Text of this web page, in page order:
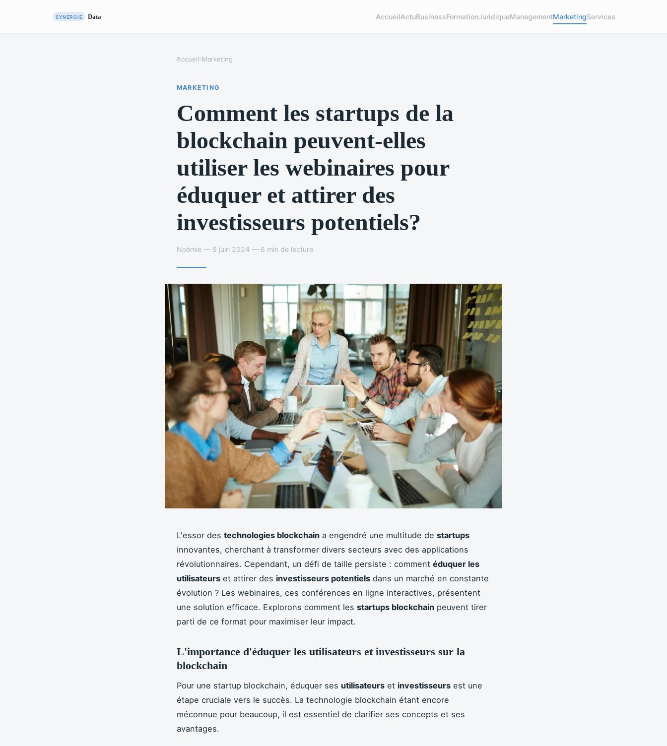
AccueilActuBusinessFormationJuridiqueManagementMarketingServices
Accueil›Marketing
MARKETING
Comment les startups de la
blockchain peuvent-elles
utiliser les webinaires pour
éduquer et attirer des
investisseurs potentiels?
Noémie — 5 juin 2024 — 6 min de lecture
L'essor des technologies blockchain a engendré une multitude de startups
innovantes, cherchant à transformer divers secteurs avec des applications
révolutionnaires. Cependant, un défi de taille persiste : comment éduquer les
utilisateurs et attirer des investisseurs potentiels dans un marché en constante
évolution ? Les webinaires, ces conférences en ligne interactives, présentent
une solution efficace. Explorons comment les startups blockchain peuvent tirer
parti de ce format pour maximiser leur impact.
L'importance d'éduquer les utilisateurs et investisseurs sur la
blockchain
Pour une startup blockchain, éduquer ses utilisateurs et investisseurs est une
étape cruciale vers le succès. La technologie blockchain étant encore
méconnue pour beaucoup, il est essentiel de clarifier ses concepts et ses
avantages.